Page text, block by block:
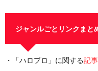
ジャンルごとリンクまと
・「ハロプロ」に関する記